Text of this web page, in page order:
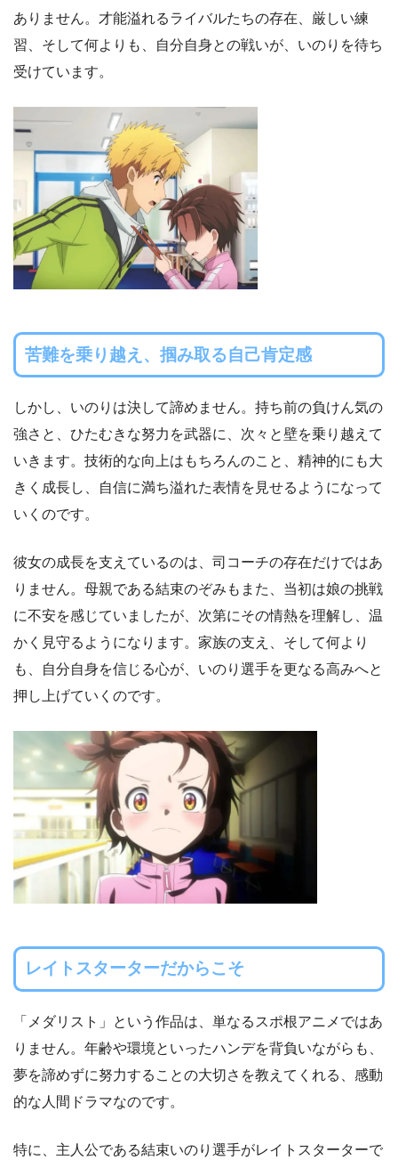
ありません。才能溢れるライバルたちの存在、厳しい練
習、そして何よりも、自分自身との戦いが、いのりを待ち
受けています。
苦難を乗り越え、掴み取る自己肯定感
しかし、いのりは決して諦めません。持ち前の負けん気の
強さと、ひたむきな努力を武器に、次々と壁を乗り越えて
いきます。技術的な向上はもちろんのこと、精神的にも大
きく成長し、自信に満ち溢れた表情を見せるようになって
いくのです。
彼女の成長を支えているのは、司コーチの存在だけではあ
りません。母親である結束のぞみもまた、当初は娘の挑戦
に不安を感じていましたが、次第にその情熱を理解し、温
かく見守るようになります。家族の支え、そして何より
も、自分自身を信じる心が、いのり選手を更なる高みへと
押し上げていくのです。
レイトスターターだからこそ
「メダリスト」という作品は、単なるスポ根アニメではあ
りません。年齢や環境といったハンデを背負いながらも、
夢を諦めずに努力することの大切さを教えてくれる、感動
的な人間ドラマなのです。
特に、主人公である結束いのり選手がレイトスターターで